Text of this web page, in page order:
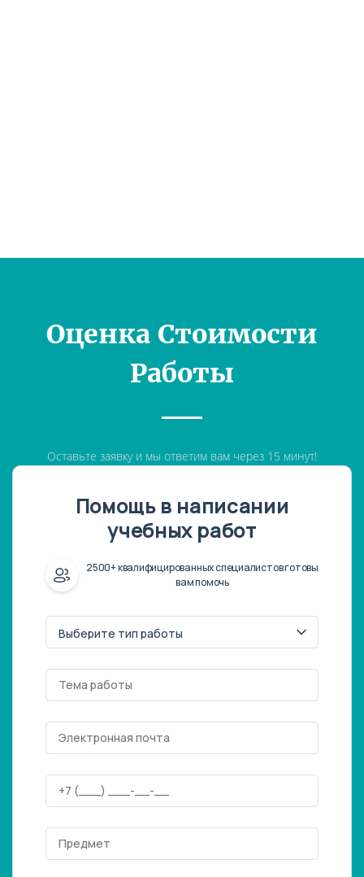
Оценка Стоимости
Работы
Оставьте заявку и мы ответим вам через 15 минут!
Помощь в написании
учебных работ
2500+ квалифицированных специалистов готовы
вам помочь